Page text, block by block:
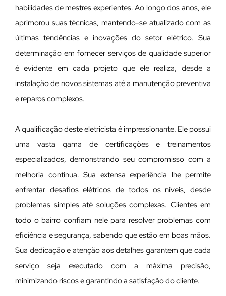
habilidades de mestres experientes. Ao longo dos anos, ele
aprimorou suas técnicas, mantendo-se atualizado com as
últimas tendências e inovações do setor elétrico. Sua
determinação em fornecer serviços de qualidade superior
é evidente em cada projeto que ele realiza, desde a
instalação de novos sistemas até a manutenção preventiva
e reparos complexos.
A qualificação deste eletricista é impressionante. Ele possui
uma vasta gama de certificações e treinamentos
especializados, demonstrando seu compromisso com a
melhoria contínua. Sua extensa experiência lhe permite
enfrentar desafios elétricos de todos os níveis, desde
problemas simples até soluções complexas. Clientes em
todo o bairro confiam nele para resolver problemas com
eficiência e segurança, sabendo que estão em boas mãos.
Sua dedicação e atenção aos detalhes garantem que cada
serviço seja executado com a máxima precisão,
minimizando riscos e garantindo a satisfação do cliente.